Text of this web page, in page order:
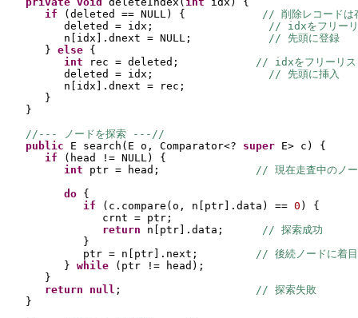
if
( deleted == NULL ) {
// 削除レコードは
deleted = idx;
// idxをフリーリ
n
idx .dnext = NULL;
// 先頭に登録
} else {
int
rec = deleted;
// idxをフリーリス
deleted = idx;
// 先頭に挿入
n
idx
.dnext = rec;
}
}
//--- ノードを探索 ---//
public E search ( E o, Comparator<? super E> c ) {
if
( head != NULL ) {
int ptr = head;
// 現在走査中のノ
do {
if
( c.compare ( o, n ptr .data ) == 0 ) {
crnt = ptr;
return n ptr .data;
// 探索成功
}
ptr = n
ptr .next;
// 後続ノードに着目
} while ( ptr != head ) ;
}
return null ;
// 探索失敗
}